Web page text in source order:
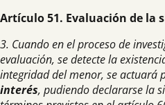
Artículo 51. Evaluación de la
3. Cuando en el proceso de
evaluación, se detecte la
integridad del menor, se actuará
interés, pudiendo declararse la